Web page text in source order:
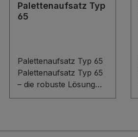
Palettenaufsatz Typ
65
Palettenaufsatz Typ 65
Palettenaufsatz Typ 65
– die robuste Lösung
für flexible
aus Stahl passt perfekt